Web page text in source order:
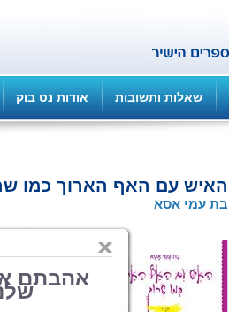
שאלות ותשובות אודות נט בוק
האיש עם האף הארוך כמו
בת עמי אסא